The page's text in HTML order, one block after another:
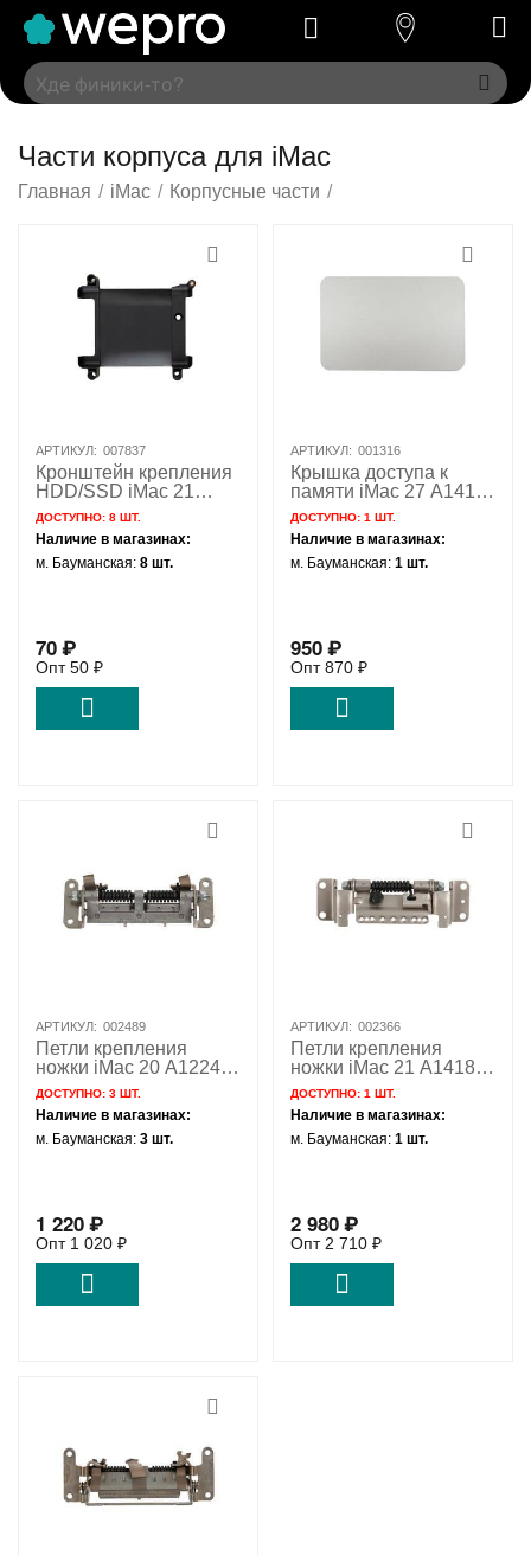
Части корпуса для iMac
Главная / iMac / Корпусные части /
АРТИКУЛ: 007837
Кронштейн крепления
HDD/SSD iMac 21
A1418 A2116 Late 2012
- Early 2019 / 818-
04290
ДОСТУПНО:8 ШТ.
Наличие в магазинах:
м. Бауманская:8 шт.
70₽
Опт50 ₽
АРТИКУЛ: 001316
Крышка доступа к
памяти iMac 27 A1419
A2115 Late 2012 - Early
2019 / 923-0403 923-
0554
ДОСТУПНО:1 ШТ.
Наличие в магазинах:
м. Бауманская:1 шт.
950₽
Опт870 ₽
АРТИКУЛ: 002489
Петли крепления
ножки iMac 20 A1224
Mid 2007 Early 2008
Early 2009 Mid 2009 /
922-8221 Б/У
ДОСТУПНО:3 ШТ.
Наличие в магазинах:
м. Бауманская:3 шт.
1 220₽
Опт 1 020 ₽
АРТИКУЛ: 002366
Петли крепления
ножки iMac 21 A1418
Late 2012 Late 2013
Mid 2014 923-00046
923-0284 806-3542
806-3540
ДОСТУПНО:1 ШТ.
Наличие в магазинах:
м. Бауманская:1 шт.
2 980₽
Опт 2 710 ₽